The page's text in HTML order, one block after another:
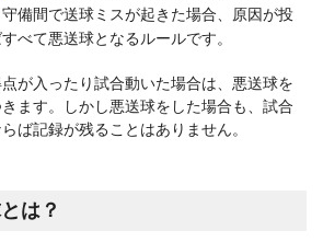
備間で送球ミスが起きた場合、原因が投
べて悪送球となるルールです。
が入ったり試合動いた場合は、悪送球を
ます。しかし悪送球をした場合も、試合
ば記録が残ることはありません。
は？